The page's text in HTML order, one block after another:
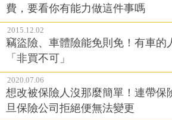
費，要看你有能力做這件事嗎
2015.12.02
竊盜險、車體險能免則免！有車的
「非買不可」
2020.07.06
想改被保險人沒那麼簡單！連帶保
旦保險公司拒絕便無法變更